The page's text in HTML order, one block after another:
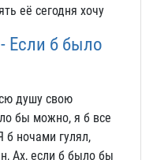
её сегодня хочу
Если б было
душу свою
бы можно, я б все
б ночами гулял,
Ах, если б было бы